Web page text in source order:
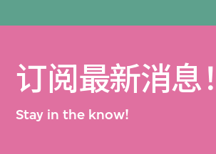
订阅最新消息！
Stay in the know!